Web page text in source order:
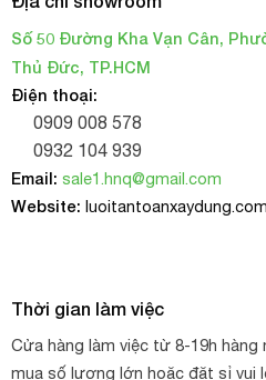
Số 50 Đường Kha Vạn Cân,
Thủ Đức, TP.HCM
Điện thoại:
0909 008 578
0932 104 939
Email: sale1.hnq@gmail.com
Website: luoitantoanxaydung.com
Thời gian làm việc
Cửa hàng làm việc từ 8-19h hàng
mua số lượng lớn hoặc đặt sỉ vui